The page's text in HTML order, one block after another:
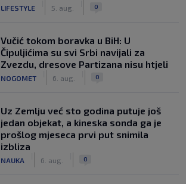
LIFESTYLE 5. aug. 0
Vučić tokom boravka u BiH: U
Čipuljićima su svi Srbi navijali za
Zvezdu, dresove Partizana nisu htjeli
NOGOMET 6. aug. 0
Uz Zemlju već sto godina putuje još
jedan objekat, a kineska sonda ga je
prošlog mjeseca prvi put snimila
izbliza
NAUKA 6. aug. 0